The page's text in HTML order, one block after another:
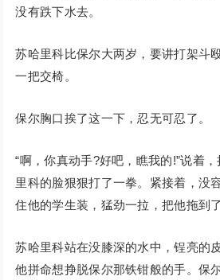
没有跌下水去。
苏哈里科比保尔大两岁，要讲打架斗
一把交椅。
保尔胸口挨了这一下，忍无可忍了。
“啊，你真动手?好吧，瞧我的!”说着
里科的脸狠狠打了一拳。紧接着，没
住他的学生装，猛劲一拉，把他拖到了
苏哈里科站在没膝深的水中，锃亮的
他拼命想挣脱保尔那铁钳般的手。保